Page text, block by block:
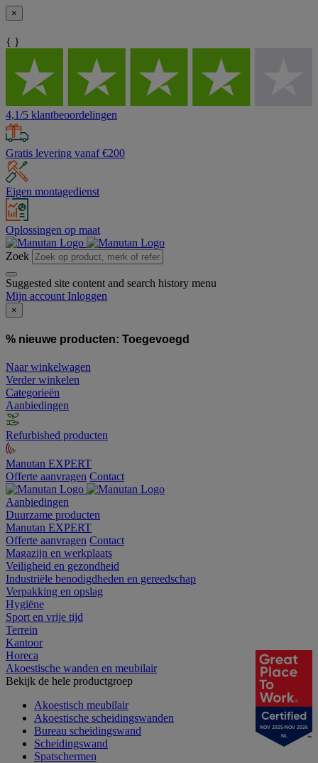
×
{ }
4,1/5 klantbeoordelingen
Gratis levering vanaf €200
Eigen montagedienst
Oplossingen op maat
Zoek
Suggested site content and search history menu
Mijn account Inloggen
×
% nieuwe producten: Toegevoegd
Naar winkelwagen
Verder winkelen
Categorieën
Aanbiedingen
Refurbished producten
Manutan EXPERT
Offerte aanvragen Contact
Aanbiedingen
Duurzame producten
Manutan EXPERT
Offerte aanvragen Contact
Magazijn en werkplaats
Veiligheid en gezondheid
Industriële benodigdheden en gereedschap
Verpakking en opslag
Hygiëne
Sport en vrije tijd
Terrein
Kantoor
Horeca
Akoestische wanden en meubilair
Bekijk de hele productgroep
Akoestisch meubilair
Akoestische scheidingswanden
Bureau scheidingswand
Scheidingswand
Spatschermen
NOV 2025-NOV 2026
NL